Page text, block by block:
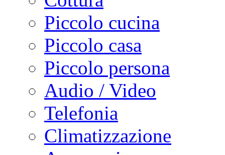
Piccolo cucina
Piccolo casa
Piccolo persona
Audio / Video
Telefonia
Climatizzazione